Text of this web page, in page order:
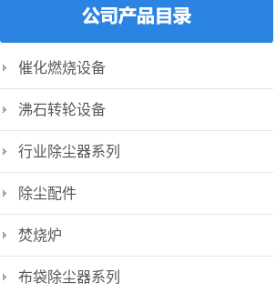
催化燃烧设备
沸石转轮设备
行业除尘器系列
除尘配件
焚烧炉
布袋除尘器系列